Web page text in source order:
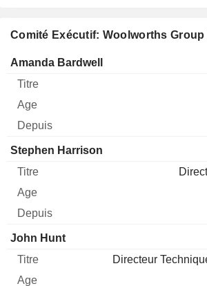
Comité Exécutif: Woolworths Group
Dirigeant Titre Age
Amanda Bardwell
Stephen Harrison
John Hunt
Directeur